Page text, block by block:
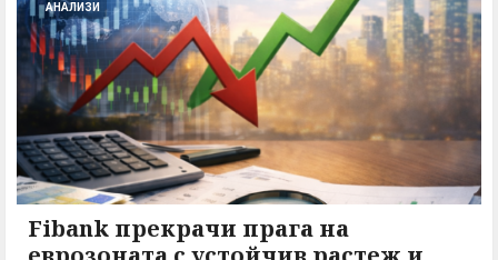
АНАЛИЗИ
Fibank прекрачи прага на